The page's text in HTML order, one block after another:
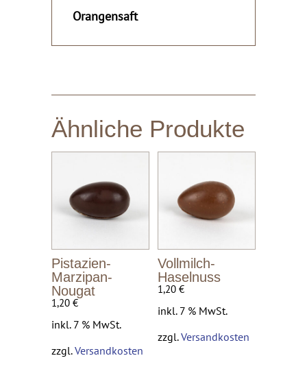
Orangensaft
Ähnliche Produkte
Pistazien-
Marzipan-
Nougat
1,20 €
inkl. 7 % MwSt.
zzgl.Versandkosten
Vollmilch-
Haselnuss
1,20 €
inkl. 7 % MwSt.
zzgl.Versandkosten